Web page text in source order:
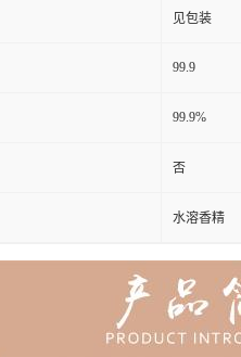
见包装
99.9
99.9%
否
水溶香精